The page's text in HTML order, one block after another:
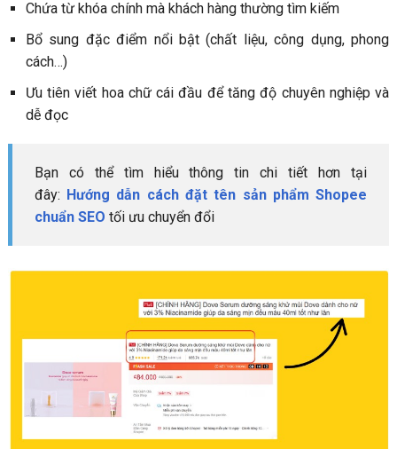
Chứa từ khóa chính mà khách hàng thường tìm kiếm
Bổ sung đặc điểm nổi bật (chất liệu, công dụng, phong
cách…)
Ưu tiên viết hoa chữ cái đầu để tăng độ chuyên nghiệp và
dễ đọc
Bạn có thể tìm hiểu thông tin chi tiết hơn tại
đây: Hướng dẫn cách đặt tên sản phẩm Shopee
chuẩn SEO tối ưu chuyển đổi